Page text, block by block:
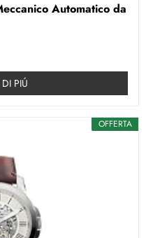
Automatico da
PIÚ
OFFERTA